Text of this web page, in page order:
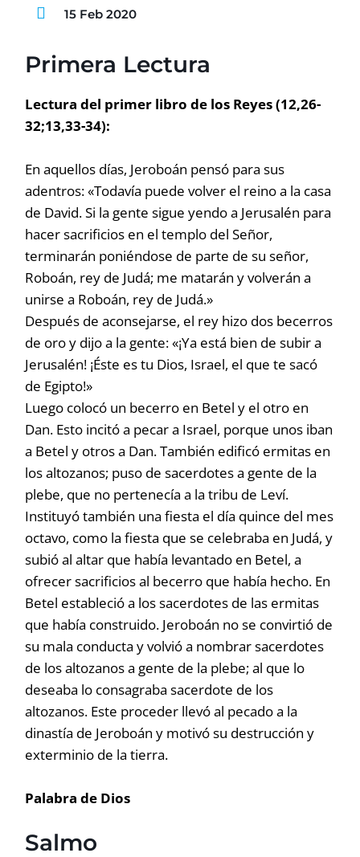
15 Feb 2020
Primera Lectura
Lectura del primer libro de los Reyes (12,26-
32;13,33-34):
En aquellos días, Jeroboán pensó para sus
adentros: «Todavía puede volver el reino a la casa
de David. Si la gente sigue yendo a Jerusalén para
hacer sacrificios en el templo del Señor,
terminarán poniéndose de parte de su señor,
Roboán, rey de Judá; me matarán y volverán a
unirse a Roboán, rey de Judá.»
Después de aconsejarse, el rey hizo dos becerros
de oro y dijo a la gente: «¡Ya está bien de subir a
Jerusalén! ¡Éste es tu Dios, Israel, el que te sacó
de Egipto!»
Luego colocó un becerro en Betel y el otro en
Dan. Esto incitó a pecar a Israel, porque unos iban
a Betel y otros a Dan. También edificó ermitas en
los altozanos; puso de sacerdotes a gente de la
plebe, que no pertenecía a la tribu de Leví.
Instituyó también una fiesta el día quince del mes
octavo, como la fiesta que se celebraba en Judá, y
subió al altar que había levantado en Betel, a
ofrecer sacrificios al becerro que había hecho. En
Betel estableció a los sacerdotes de las ermitas
que había construido. Jeroboán no se convirtió de
su mala conducta y volvió a nombrar sacerdotes
de los altozanos a gente de la plebe; al que lo
deseaba lo consagraba sacerdote de los
altozanos. Este proceder llevó al pecado a la
dinastía de Jeroboán y motivó su destrucción y
exterminio de la tierra.
Palabra de Dios
Salmo